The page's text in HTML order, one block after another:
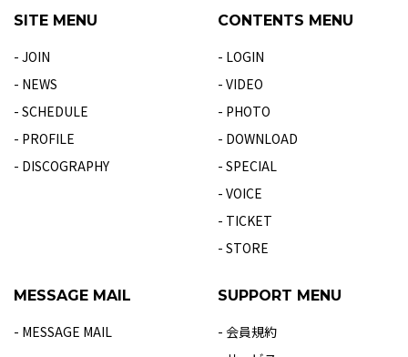
SITE MENU
- JOIN
- NEWS
- SCHEDULE
- PROFILE
- DISCOGRAPHY
CONTENTS MENU
- LOGIN
- VIDEO
- PHOTO
- DOWNLOAD
- SPECIAL
- VOICE
- TICKET
- STORE
MESSAGE MAIL
- MESSAGE MAIL
SUPPORT MENU
- 会員規約